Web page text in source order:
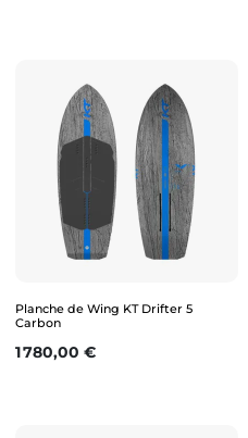
Planche de Wing KT Drifter 5
Carbon
Prix
1 780,00 €